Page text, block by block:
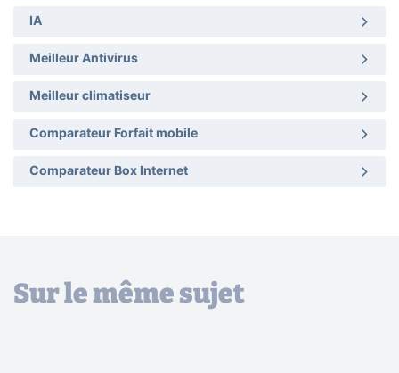
IA
Meilleur Antivirus
Meilleur climatiseur
Comparateur Forfait mobile
Comparateur Box Internet
Sur le même sujet